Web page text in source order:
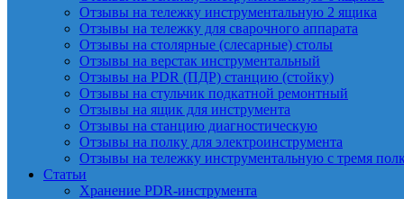
Отзывы на тележку инструментальную 2 ящика
Отзывы на тележку для сварочного аппарата
Отзывы на столярные (слесарные) столы
Отзывы на верстак инструментальный
Отзывы на PDR (ПДР) станцию (стойку)
Отзывы на стульчик подкатной ремонтный
Отзывы на ящик для инструмента
Отзывы на станцию диагностическую
Отзывы на полку для электроинструмента
Отзывы на тележку инструментальную с тремя
Статьи
Хранение PDR-инструмента